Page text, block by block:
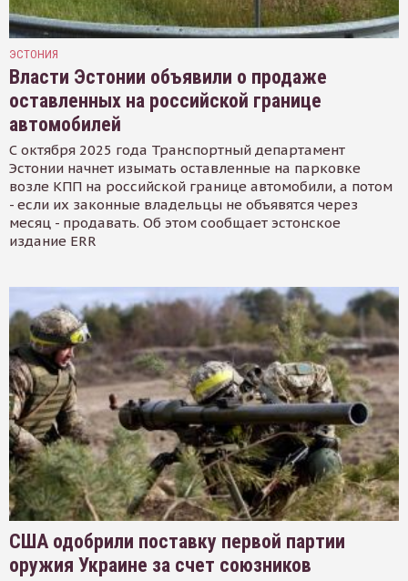
ЭСТОНИЯ
Власти Эстонии объявили о продаже
оставленных на российской границе
автомобилей
С октября 2025 года Транспортный департамент
Эстонии начнет изымать оставленные на парковке
возле КПП на российской границе автомобили, а потом
- если их законные владельцы не объявятся через
месяц - продавать. Об этом сообщает эстонское
издание ERR
США одобрили поставку первой партии
оружия Украине за счет союзников